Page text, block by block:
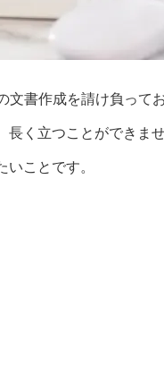
文書作成を請け負って
く立つことができま
ことです。